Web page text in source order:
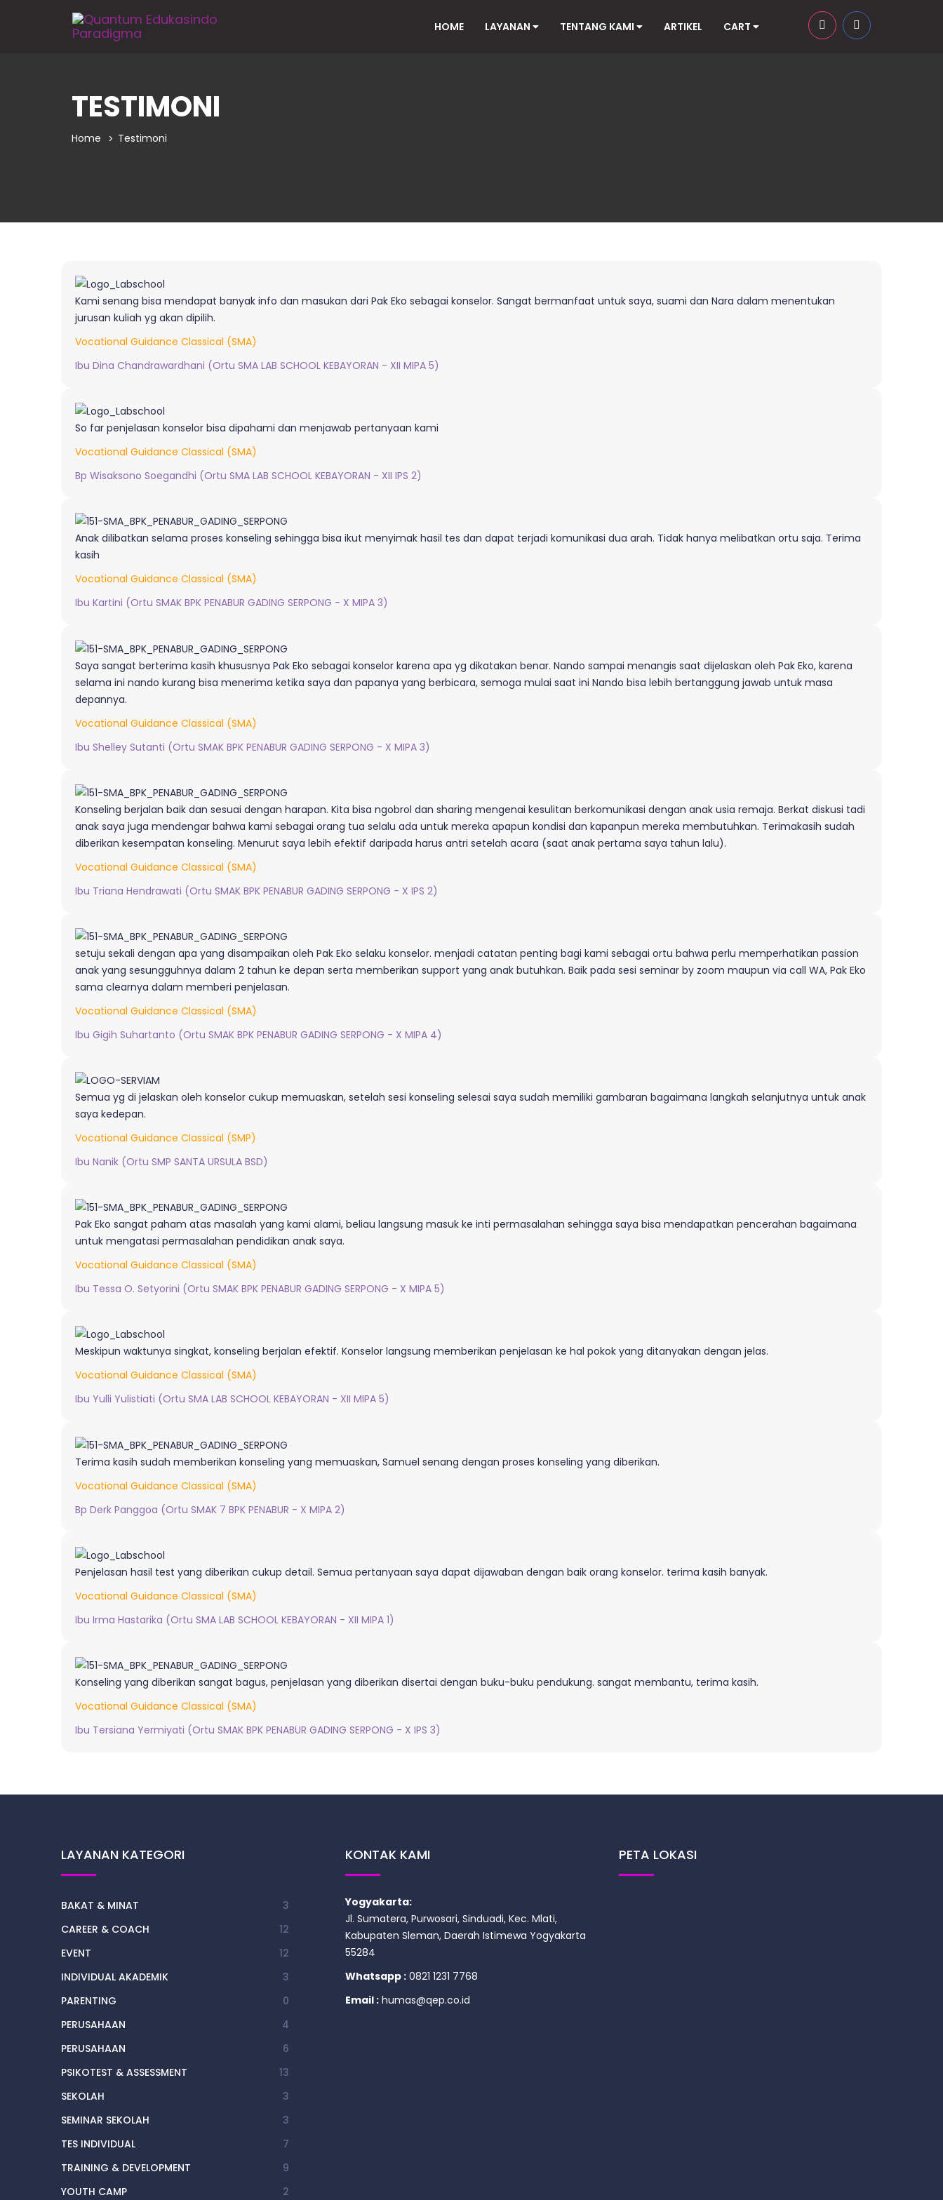
HOME LAYANAN TENTANG KAMI ARTIKEL CART
TESTIMONI
Home Testimoni
Kami senang bisa mendapat banyak info dan masukan dari Pak Eko sebagai konselor. Sangat bermanfaat untuk saya, suami dan Nara dalam menentukan
jurusan kuliah yg akan dipilih.
Vocational Guidance Classical (SMA)
Ibu Dina Chandrawardhani (Ortu SMA LAB SCHOOL KEBAYORAN - XII MIPA 5)
So far penjelasan konselor bisa dipahami dan menjawab pertanyaan kami
Vocational Guidance Classical (SMA)
Bp Wisaksono Soegandhi (Ortu SMA LAB SCHOOL KEBAYORAN - XII IPS 2)
Anak dilibatkan selama proses konseling sehingga bisa ikut menyimak hasil tes dan dapat terjadi komunikasi dua arah. Tidak hanya melibatkan ortu saja. Terima
kasih
Vocational Guidance Classical (SMA)
Ibu Kartini (Ortu SMAK BPK PENABUR GADING SERPONG - X MIPA 3)
Saya sangat berterima kasih khususnya Pak Eko sebagai konselor karena apa yg dikatakan benar. Nando sampai menangis saat dijelaskan oleh Pak Eko, karena
selama ini nando kurang bisa menerima ketika saya dan papanya yang berbicara, semoga mulai saat ini Nando bisa lebih bertanggung jawab untuk masa
depannya.
Vocational Guidance Classical (SMA)
Ibu Shelley Sutanti (Ortu SMAK BPK PENABUR GADING SERPONG - X MIPA 3)
Konseling berjalan baik dan sesuai dengan harapan. Kita bisa ngobrol dan sharing mengenai kesulitan berkomunikasi dengan anak usia remaja. Berkat diskusi tadi
anak saya juga mendengar bahwa kami sebagai orang tua selalu ada untuk mereka apapun kondisi dan kapanpun mereka membutuhkan. Terimakasih sudah
diberikan kesempatan konseling. Menurut saya lebih efektif daripada harus antri setelah acara (saat anak pertama saya tahun lalu).
Vocational Guidance Classical (SMA)
Ibu Triana Hendrawati (Ortu SMAK BPK PENABUR GADING SERPONG - X IPS 2)
setuju sekali dengan apa yang disampaikan oleh Pak Eko selaku konselor. menjadi catatan penting bagi kami sebagai ortu bahwa perlu memperhatikan passion
anak yang sesungguhnya dalam 2 tahun ke depan serta memberikan support yang anak butuhkan. Baik pada sesi seminar by zoom maupun via call WA, Pak Eko
sama clearnya dalam memberi penjelasan.
Vocational Guidance Classical (SMA)
Ibu Gigih Suhartanto (Ortu SMAK BPK PENABUR GADING SERPONG - X MIPA 4)
Semua yg di jelaskan oleh konselor cukup memuaskan, setelah sesi konseling selesai saya sudah memiliki gambaran bagaimana langkah selanjutnya untuk anak
saya kedepan.
Vocational Guidance Classical (SMP)
Ibu Nanik (Ortu SMP SANTA URSULA BSD)
Pak Eko sangat paham atas masalah yang kami alami, beliau langsung masuk ke inti permasalahan sehingga saya bisa mendapatkan pencerahan bagaimana
untuk mengatasi permasalahan pendidikan anak saya.
Vocational Guidance Classical (SMA)
Ibu Tessa O. Setyorini (Ortu SMAK BPK PENABUR GADING SERPONG - X MIPA 5)
Meskipun waktunya singkat, konseling berjalan efektif. Konselor langsung memberikan penjelasan ke hal pokok yang ditanyakan dengan jelas.
Vocational Guidance Classical (SMA)
Ibu Yulli Yulistiati (Ortu SMA LAB SCHOOL KEBAYORAN - XII MIPA 5)
Terima kasih sudah memberikan konseling yang memuaskan, Samuel senang dengan proses konseling yang diberikan.
Vocational Guidance Classical (SMA)
Bp Derk Panggoa (Ortu SMAK 7 BPK PENABUR - X MIPA 2)
Penjelasan hasil test yang diberikan cukup detail. Semua pertanyaan saya dapat dijawaban dengan baik orang konselor. terima kasih banyak.
Vocational Guidance Classical (SMA)
Ibu Irma Hastarika (Ortu SMA LAB SCHOOL KEBAYORAN - XII MIPA 1)
Konseling yang diberikan sangat bagus, penjelasan yang diberikan disertai dengan buku-buku pendukung. sangat membantu, terima kasih.
Vocational Guidance Classical (SMA)
Ibu Tersiana Yermiyati (Ortu SMAK BPK PENABUR GADING SERPONG - X IPS 3)
LAYANAN KATEGORI
BAKAT & MINAT
3
CAREER & COACH
12
EVENT
12
INDIVIDUAL AKADEMIK
3
PARENTING
0
PERUSAHAAN
4
PERUSAHAAN
6
PSIKOTEST & ASSESSMENT
13
SEKOLAH
3
SEMINAR SEKOLAH
3
TES INDIVIDUAL
7
TRAINING & DEVELOPMENT
9
YOUTH CAMP
2
KONTAK KAMI
Yogyakarta:
Jl. Sumatera, Purwosari, Sinduadi, Kec. Mlati,
Kabupaten Sleman, Daerah Istimewa Yogyakarta
55284
Whatsapp : 0821 1231 7768
Email : humas@qep.co.id
PETA LOKASI